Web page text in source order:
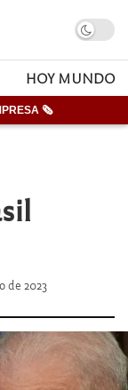
HOY MUNDO
🗞
de 2023